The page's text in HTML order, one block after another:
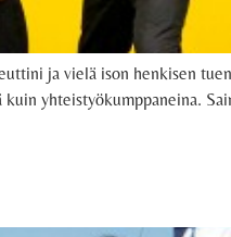
ja vielä ison henkisen
yhteistyökumppaneina.